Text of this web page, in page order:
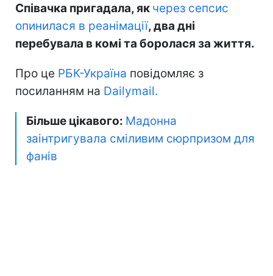
Співачка пригадала, як через сепсис
опинилася в реанімації, два дні
перебувала в комі та боролася за життя.
Про це РБК-Україна повідомляє з
посиланням на Dailymail.
Більше цікавого: Мадонна
заінтригувала сміливим сюрпризом для
фанів